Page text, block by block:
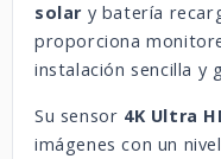
solar y batería
proporciona
instalación sencilla y
Su sensor 4K Ultra
imágenes con un